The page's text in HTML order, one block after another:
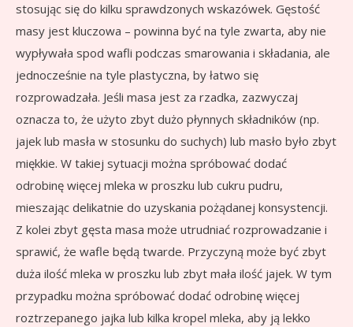
stosując się do kilku sprawdzonych wskazówek. Gęstość
masy jest kluczowa – powinna być na tyle zwarta, aby nie
wypływała spod wafli podczas smarowania i składania, ale
jednocześnie na tyle plastyczna, by łatwo się
rozprowadzała. Jeśli masa jest za rzadka, zazwyczaj
oznacza to, że użyto zbyt dużo płynnych składników (np.
jajek lub masła w stosunku do suchych) lub masło było zbyt
miękkie. W takiej sytuacji można spróbować dodać
odrobinę więcej mleka w proszku lub cukru pudru,
mieszając delikatnie do uzyskania pożądanej konsystencji.
Z kolei zbyt gęsta masa może utrudniać rozprowadzanie i
sprawić, że wafle będą twarde. Przyczyną może być zbyt
duża ilość mleka w proszku lub zbyt mała ilość jajek. W tym
przypadku można spróbować dodać odrobinę więcej
roztrzepanego jajka lub kilka kropel mleka, aby ją lekko